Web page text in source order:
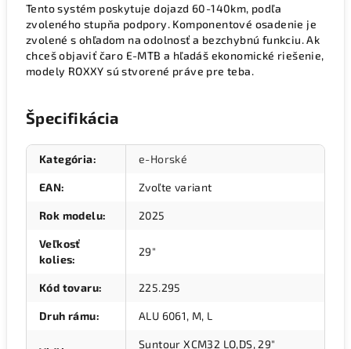
Tento systém poskytuje dojazd 60-140km, podľa
zvoleného stupňa podpory. Komponentové osadenie je
zvolené s ohľadom na odolnosť a bezchybnú funkciu. Ak
chceš objaviť čaro E-MTB a hľadáš ekonomické riešenie,
modely ROXXY sú stvorené práve pre teba.
Špecifikácia
Kategória: e-Horské
EAN: Zvoľte variant
Rok modelu: 2025
Veľkosť
kolies:
29"
Kód tovaru: 225.295
Druh rámu: ALU 6061, M, L
Suntour XCM32 LO,DS, 29"